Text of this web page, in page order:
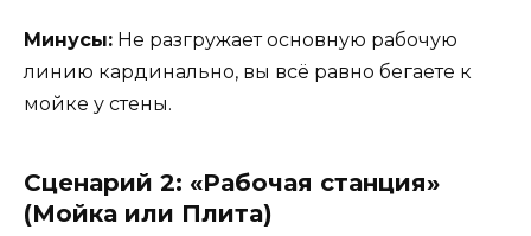
Минусы: Не разгружает основную рабочую
линию кардинально, вы всё равно бегаете к
мойке у стены.
Сценарий 2: «Рабочая станция»
(Мойка или Плита)